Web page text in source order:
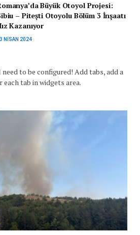
Büyük Otoyol Projesi:
– Pitești Otoyolu Bölüm 3 İnşaatı
Kazanıyor
NISAN 2024
to be configured! Add tabs, add a
tab in widgets area.